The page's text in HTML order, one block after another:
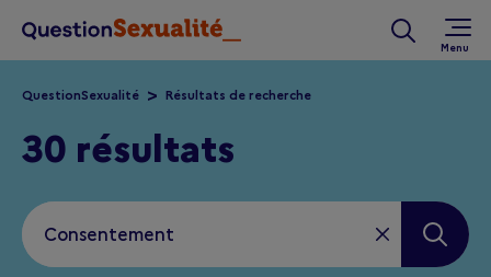
QuestionSexualité Résultats de recherche
30 résultats
Vider le